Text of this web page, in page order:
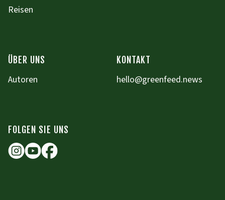
Reisen
ÜBER UNS
Autoren
KONTAKT
hello@greenfeed.news
FOLGEN SIE UNS